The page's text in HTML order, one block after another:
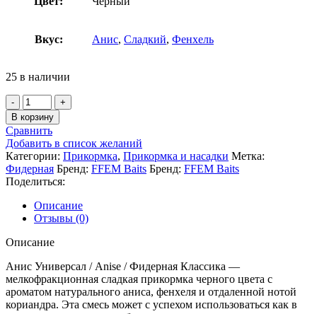
Вкус: Анис, Сладкий, Фенхель
25 в наличии
В корзину
Сравнить
Добавить в список желаний
Категории: Прикормка, Прикормка и насадки Метка:
Фидерная Бренд: FFEM Baits Бренд: FFEM Baits
Поделиться:
Описание
Отзывы (0)
Описание
Анис Универсал / Anise / Фидерная Классика —
мелкофракционная сладкая прикормка черного цвета с
ароматом натурального аниса, фенхеля и отдаленной нотой
кориандра. Эта смесь может с успехом использоваться как в